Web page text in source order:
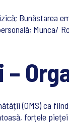
Bunăstarea
Munca/
(OMS) ca
forțele